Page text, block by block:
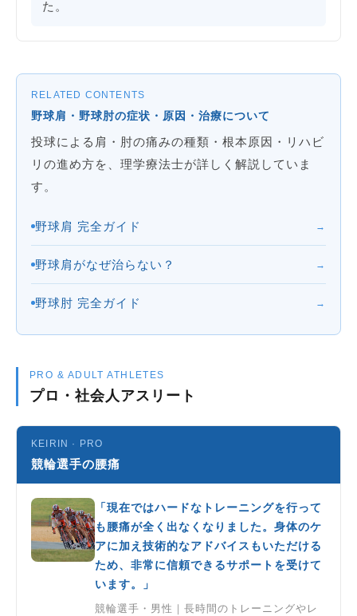
た。
RELATED CONTENTS
野球肩・野球肘の症状・原因・治療について
投球による肩・肘の痛みの種類・根本原因・リハビ
リの進め方を、理学療法士が詳しく解説していま
す。
野球肩 完全ガイド →
野球肩がなぜ治らない？ →
野球肘 完全ガイド →
PRO & ADULT ATHLETES
プロ・社会人アスリート
KEIRIN · PRO
競輪選手の腰痛
「現在ではハードなトレーニングを行って
も腰痛が全く出なくなりました。身体のケ
アに加え技術的なアドバイスもいただける
ため、非常に信頼できるサポートを受けて
います。」
競輪選手・男性｜長時間のトレーニングやレ